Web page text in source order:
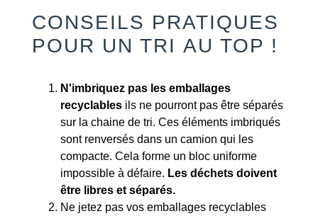
CONSEILS PRATIQUES
POUR UN TRI AU TOP !
N'imbriquez pas les emballages
recyclables ils ne pourront pas être séparés
sur la chaine de tri. Ces éléments imbriqués
sont renversés dans un camion qui les
compacte. Cela forme un bloc uniforme
impossible à défaire. Les déchets doivent
être libres et séparés.
Ne jetez pas vos emballages recyclables